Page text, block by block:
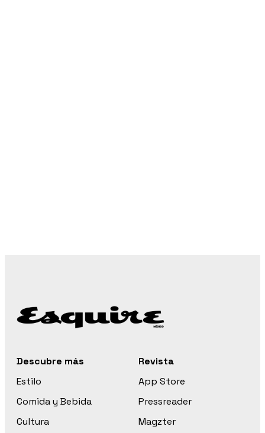
Descubre más
Estilo
Comida y Bebida
Cultura
Revista
App Store
Pressreader
Magzter